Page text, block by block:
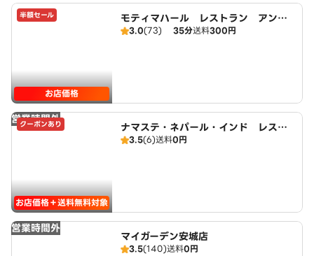
半額セール
お店価格
モティマハール レストラン アンド
バー
3.0(73) 35分送料300円
営業時間外
クーポンあり
お店価格＋送料無料対象
ナマステ・ネパール・インド レスト
ラン
3.5(6)送料0円
営業時間外
マイガーデン安城店
3.5(140)送料0円